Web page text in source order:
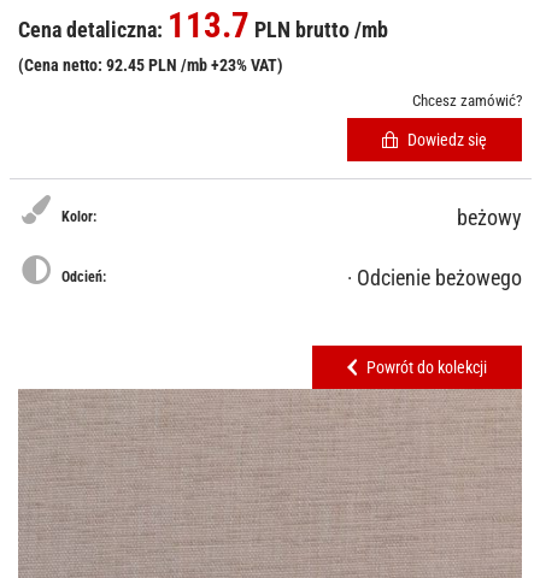
Cena detaliczna: 113.7 PLN brutto /mb
(Cena netto: 92.45 PLN /mb +23% VAT)
Chcesz zamówić?
Dowiedz się
Kolor: beżowy
Odcień: · Odcienie beżowego
Powrót do kolekcji